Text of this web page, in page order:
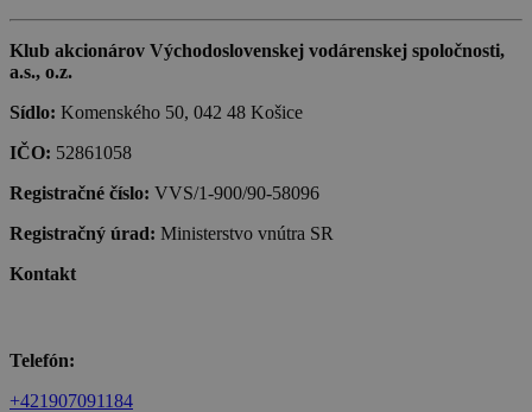
Klub akcionárov Východoslovenskej vodárenskej spoločnosti,
a.s., o.z.
Sídlo: Komenského 50, 042 48 Košice
IČO: 52861058
Registračné číslo: VVS/1-900/90-58096
Registračný úrad: Ministerstvo vnútra SR
Kontakt
Telefón:
+421907091184